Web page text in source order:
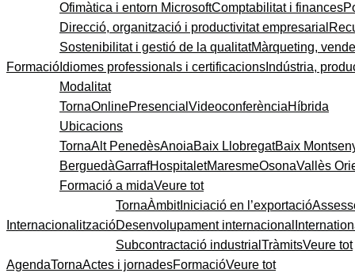
Formació
Ofimàtica i entorn MicrosoftComptabilitat i finances
Direcció, organització i productivitat empresarial
Sostenibilitat i gestió de la qualitatMàrqueting,
Idiomes professionals i certificacions Indústria,
Modalitat
TornaOnlinePresencial VideoconferènciaHíbrida
Ubicacions
TornaAlt PenedèsAnoiaBaix LlobregatBaix
BerguedàGarrafHospitaletMaresmeOsonaVallès
Formació a midaVeure tot
Internacionalització
TornaÀmbitIniciació en l’exportació
Desenvolupament internacional
Subcontractació industrial TràmitsVeure tot
AgendaTornaActes i jornadesFormacióVeure tot